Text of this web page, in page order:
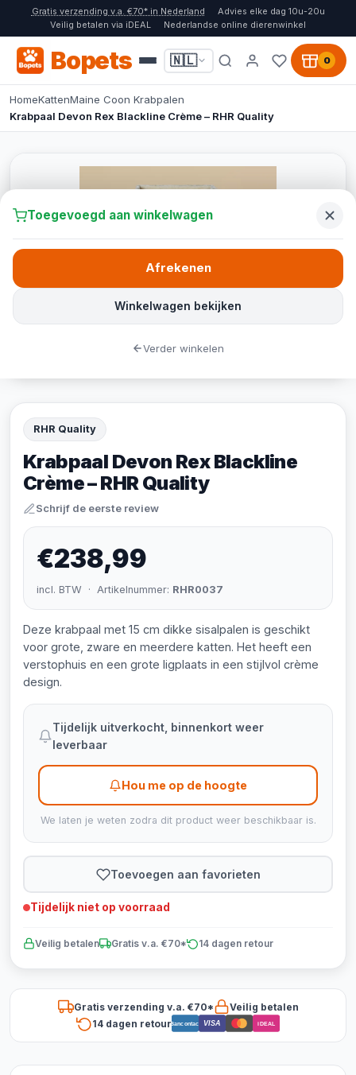
Gratis verzending v.a. €70* in Nederland
Advies elke dag 10u-20u
Veilig betalen via iDEAL
Nederlandse online dierenwinkel
Bopets 🇳🇱 0
HomeKattenMaine Coon Krabpalen
Krabpaal Devon Rex Blackline Crème – RHR Quality
RHR Quality
Krabpaal Devon Rex Blackline
Crème – RHR Quality
Schrijf de eerste review
€238,99
incl. BTW · Artikelnummer: RHR0037
Deze krabpaal met 15 cm dikke sisalpalen is geschikt
voor grote, zware en meerdere katten. Het heeft een
verstophuis en een grote ligplaats in een stijlvol crème
design.
Tijdelijk uitverkocht, binnenkort weer
leverbaar
Hou me op de hoogte
We laten je weten zodra dit product weer beschikbaar is.
Toevoegen aan favorieten
Tijdelijk niet op voorraad
Veilig betalen Gratis v.a. €70* 14 dagen retour
Gratis verzending v.a. €70*
Veilig betalen
14 dagen retourBancontact VISA iDEAL
Toegevoegd aan winkelwagen
Winkelwagen bekijken
Afrekenen
Verder winkelen